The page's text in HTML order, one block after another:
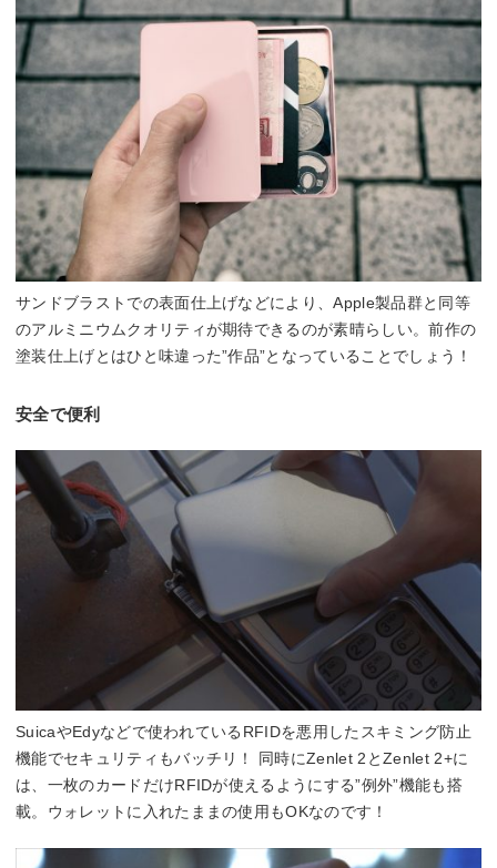
サンドブラストでの表面仕上げなどにより、Apple製品群と同等
のアルミニウムクオリティが期待できるのが素晴らしい。前作の
塗装仕上げとはひと味違った”作品”となっていることでしょう！
安全で便利
SuicaやEdyなどで使われているRFIDを悪用したスキミング防止
機能でセキュリティもバッチリ！ 同時にZenlet 2とZenlet 2+に
は、一枚のカードだけRFIDが使えるようにする”例外”機能も搭
載。ウォレットに入れたままの使用もOKなのです！